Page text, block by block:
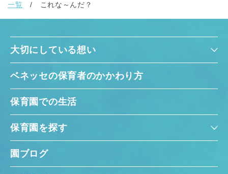
一覧
これな～んだ？
大切にしている想い
ベネッセの保育者のかかわり方
保育園での生活
保育園を探す
園ブログ